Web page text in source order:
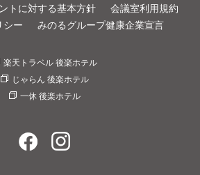
トに対する基本方針
会議室利用規約
シー
みのるグループ健康企業宣言
楽天トラベル 後楽ホテル
じゃらん 後楽ホテル
一休 後楽ホテル